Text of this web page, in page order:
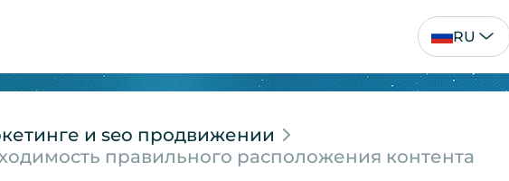
RU
и seo продвижении
правильного расположения контента